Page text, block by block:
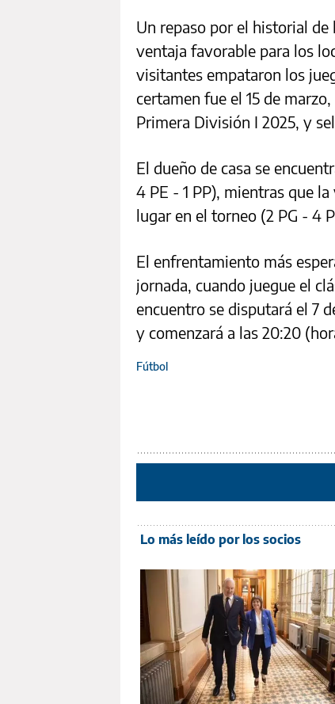
Un repaso por el historial
ventaja favorable para los
visitantes empataron los
certamen fue el 15 de
Primera División I 2025, y
El dueño de casa se
4 PE - 1 PP), mientras que
lugar en el torneo (2 PG - 4
El enfrentamiento más
jornada, cuando juegue el
encuentro se disputará el 7
y comenzará a las 20:20
Fútbol
Lo más leído por los socios